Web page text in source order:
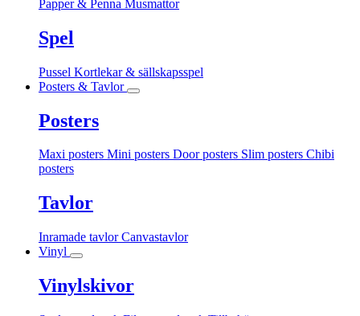
Papper & Penna Musmattor
Spel
Pussel Kortlekar & sällskapsspel
Posters & Tavlor
Posters
Maxi posters Mini posters Door posters Slim posters Chibi
posters
Tavlor
Inramade tavlorCanvastavlor
Vinyl
Vinylskivor